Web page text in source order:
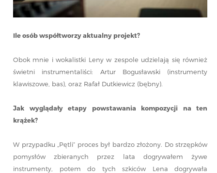
Ile osób współtworzy aktualny projekt?
Obok mnie i wokalistki Leny w zespole udzielają się również
świetni instrumentaliści: Artur Bogusławski (instrumenty
klawiszowe, bas), oraz Rafał Dutkiewicz (bębny).
Jak wyglądały etapy powstawania kompozycji na ten
krążek?
W przypadku „Pętli” proces był bardzo złożony. Do strzępków
pomysłów zbieranych przez lata dogrywałem żywe
instrumenty, potem do tych szkiców Lena dogrywała